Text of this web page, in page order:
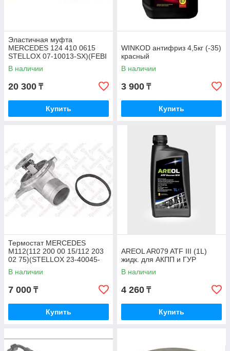
Эластичная муфта
MERCEDES 124 410 0615
STELLOX 07-10013-SX)(FEBI
1975)
В наличии
20 300 ₸
Купить
WINKOD антифриз 4,5кг (-35)
красный
В наличии
3 900 ₸
Купить
Термостат MERCEDES
M112(112 200 00 15/112 203
02 75)(STELLOX 23-40045-
SX)
В наличии
7 000 ₸
Купить
AREOL AR079 ATF III (1L)
жидк. для АКПП и ГУР
В наличии
4 260 ₸
Купить